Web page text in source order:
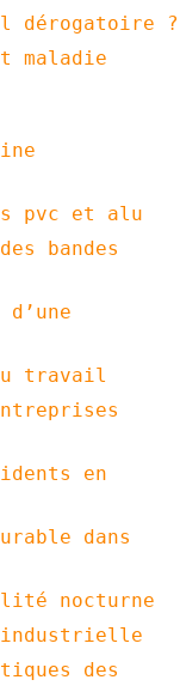
dérogatoire ?
maladie
pvc et alu
bandes
travail
en
dans
nocturne
industrielle
des